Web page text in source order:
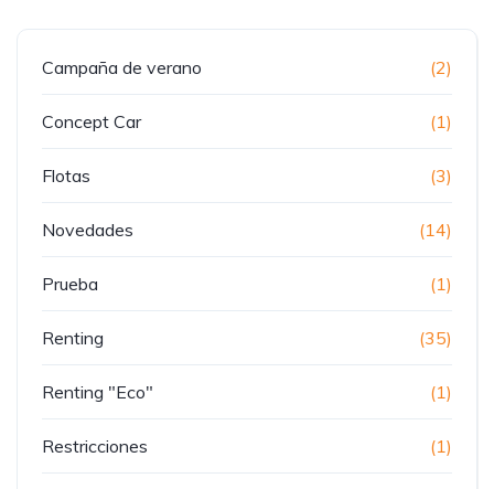
Campaña de verano (2)
Concept Car (1)
Flotas (3)
Novedades (14)
Prueba (1)
Renting (35)
Renting "Eco" (1)
Restricciones (1)